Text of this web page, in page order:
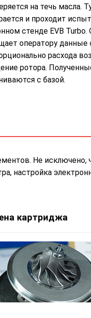
на течь масла.
и проходит
стенде EVB Turbo.
оператору
расхода
ротора.
с базой.
Не исключено,
настройка
картриджа